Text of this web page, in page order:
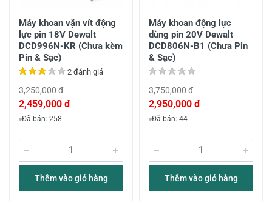
Máy khoan vặn vít động
lực pin 18V Dewalt
DCD996N-KR (Chưa kèm
Pin & Sạc)
2 đánh giá
3,250,000 đ
2,459,000 đ
Đã bán: 258
Thêm vào giỏ hàng
Máy khoan động lực
dùng pin 20V Dewalt
DCD806N-B1 (Chưa Pin
& Sạc)
3,750,000 đ
2,950,000 đ
Đã bán: 44
Thêm vào giỏ hàng